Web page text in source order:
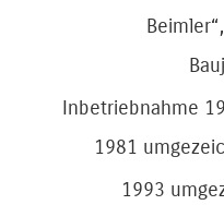
Inbetriebnahme
1981
1993